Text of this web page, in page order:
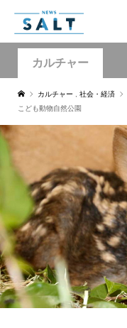
カルチャー
カルチャー 社会・経済
こども動物自然公園